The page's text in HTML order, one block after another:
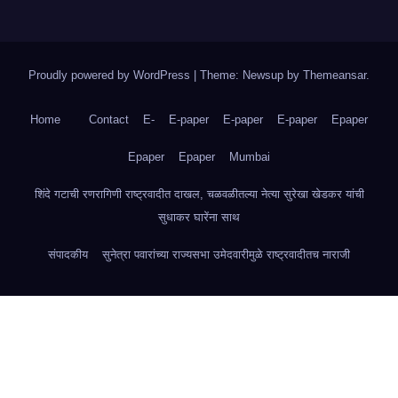
Proudly powered by WordPress Theme: Newsup by Themeansar.
Home Contact E- E-paper E-paper E-paper Epaper
Epaper Epaper Mumbai
शिंदे गटाची रणरागिणी राष्ट्रवादीत दाखल, चळवळीतल्या नेत्या सुरेखा खेडकर यांची
सुधाकर घारेंना साथ
संपादकीय सुनेत्रा पवारांच्या राज्यसभा उमेदवारीमुळे राष्ट्रवादीतच नाराजी